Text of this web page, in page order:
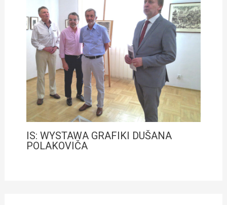
IS: WYSTAWA GRAFIKI DUŠANA
POLAKOVIČA